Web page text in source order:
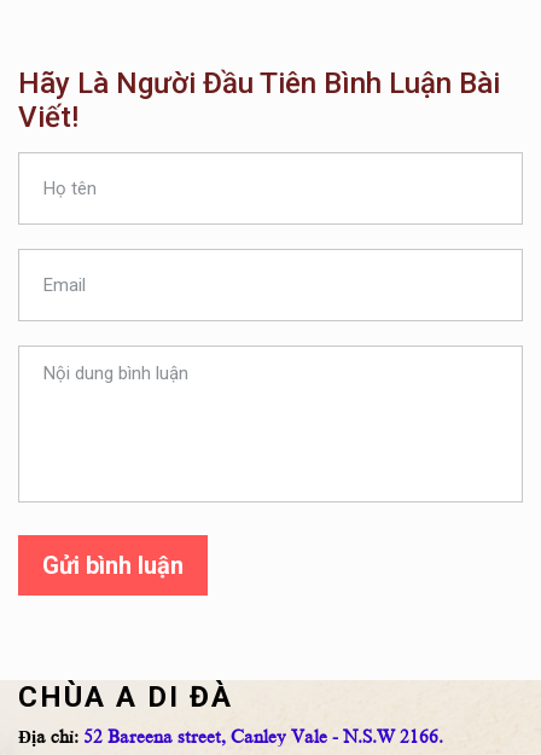
Hãy Là Người Đầu Tiên Bình Luận Bài
Viết!
Gửi bình luận
CHÙA A DI ĐÀ
Địa chỉ: 52 Bareena street, Canley Vale - N.S.W 2166.